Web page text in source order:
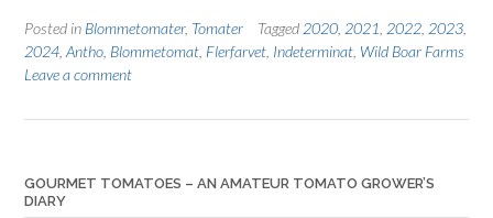
Posted in Blommetomater, Tomater Tagged 2020 2021 2022 2023
2024 Antho Blommetomat Flerfarvet Indeterminat Wild Boar Farms
Leave a comment
GOURMET TOMATOES – AN AMATEUR TOMATO GROWER’S
DIARY